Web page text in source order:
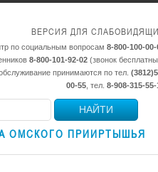
ВЕРСИЯ ДЛЯ
по социальным вопросам 8-800-100-00-
8-800-101-92-02 (звонок
принимаются по тел.
00-55 , тел. 8-908-315-55-
НАЙТИ
ОМСКОГО ПРИИРТЫШЬЯ